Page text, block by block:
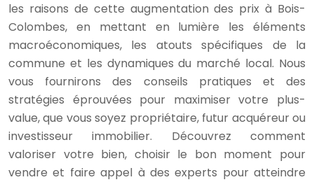
les raisons de cette augmentation des prix à Bois-
Colombes, en mettant en lumière les éléments
macroéconomiques, les atouts spécifiques de la
commune et les dynamiques du marché local. Nous
vous fournirons des conseils pratiques et des
stratégies éprouvées pour maximiser votre plus-
value, que vous soyez propriétaire, futur acquéreur ou
investisseur immobilier. Découvrez comment
valoriser votre bien, choisir le bon moment pour
vendre et faire appel à des experts pour atteindre